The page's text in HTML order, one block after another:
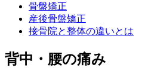
骨盤矯正
産後骨盤矯正
接骨院と整体の違いとは
背中・腰の痛み